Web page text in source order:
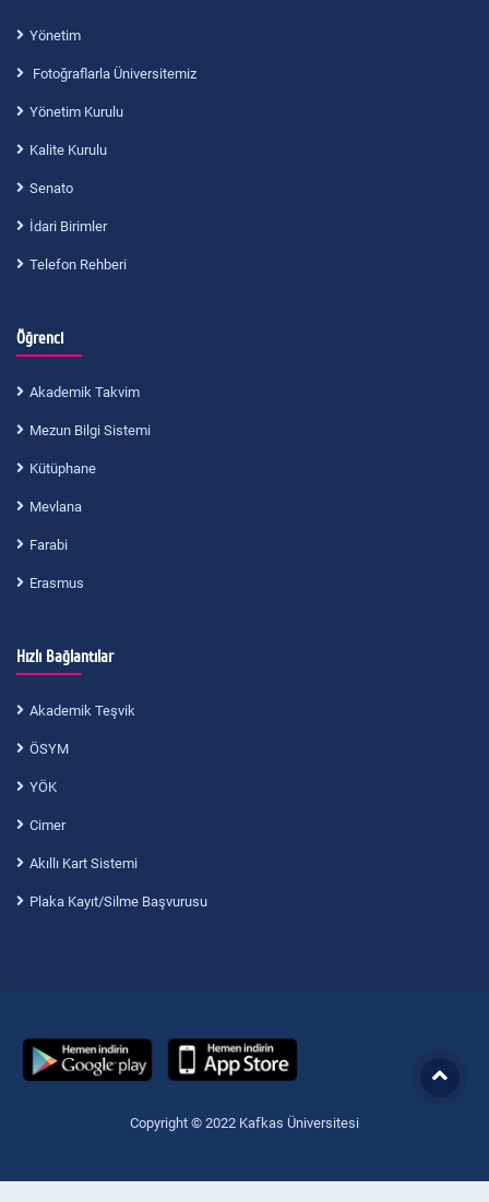
Yönetim
Fotoğraflarla Üniversitemiz
Yönetim Kurulu
Kalite Kurulu
Senato
İdari Birimler
Telefon Rehberi
Öğrenci
Akademik Takvim
Mezun Bilgi Sistemi
Kütüphane
Mevlana
Farabi
Erasmus
Hızlı Bağlantılar
Akademik Teşvik
ÖSYM
YÖK
Cimer
Akıllı Kart Sistemi
Plaka Kayıt/Silme Başvurusu
Copyright © 2022 Kafkas Üniversitesi